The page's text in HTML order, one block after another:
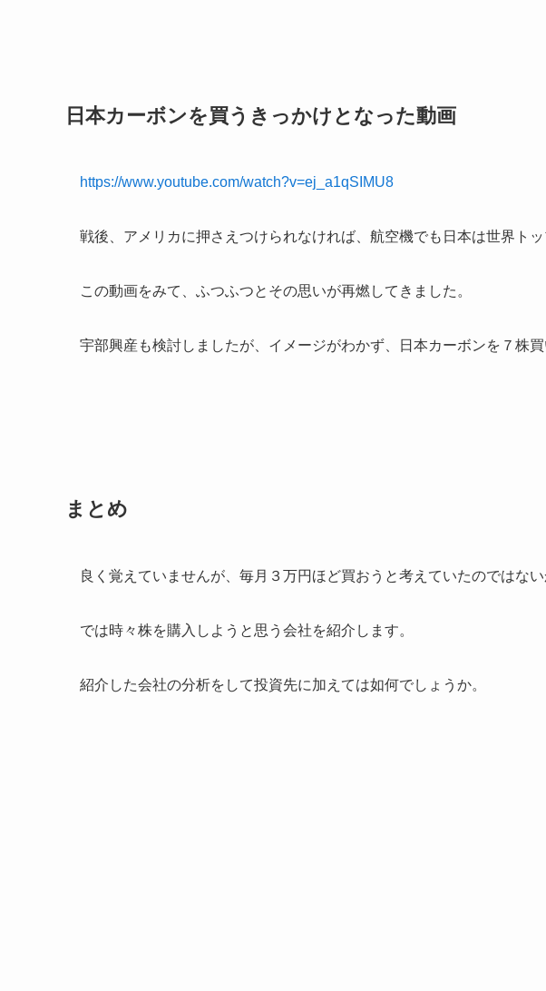
日本カーボンを買うきっかけとなった動画
https://www.youtube.com/watch?v=ej_a1qSIMU8
戦後、アメリカに押さえつけられなければ、航空機でも日本は世界トッ
この動画をみて、ふつふつとその思いが再燃してきました。
宇部興産も検討しましたが、イメージがわかず、日本カーボンを７株買
まとめ
良く覚えていませんが、毎月３万円ほど買おうと考えていたのではな
では時々株を購入しようと思う会社を紹介します。
紹介した会社の分析をして投資先に加えては如何でしょうか。